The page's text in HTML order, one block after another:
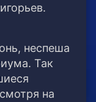
неспеша
Так
на